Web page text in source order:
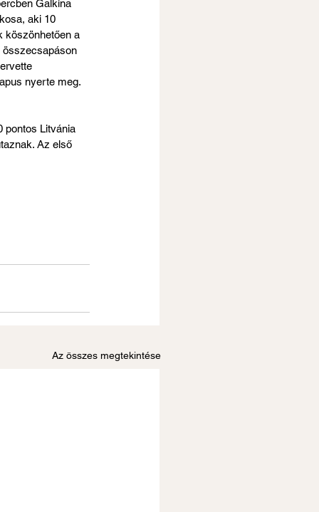
Galkina
aki 10
köszönhetően a
összecsapáson
nyerte meg.
pontos Litvánia
Az első
Az összes megtekintése